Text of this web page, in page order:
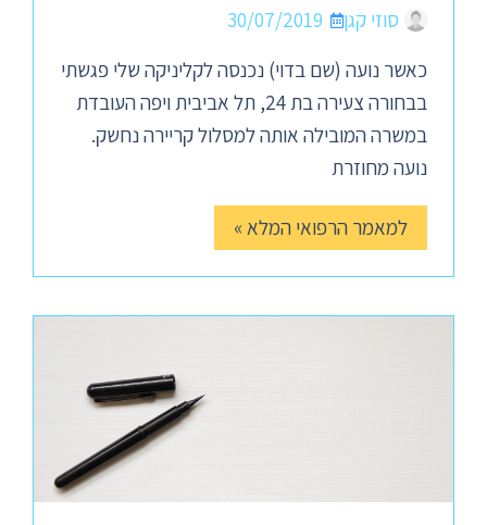
סוזי קגן
30/07/2019
כאשר נועה (שם בדוי) נכנסה לקליניקה שלי פגשתי
בבחורה צעירה בת 24, תל אביבית ויפה העובדת
במשרה המובילה אותה למסלול קריירה נחשק.
נועה מחוזרת
למאמר הרפואי המלא »